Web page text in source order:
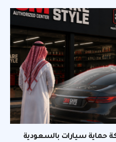
حماية سيارات بالسعودية